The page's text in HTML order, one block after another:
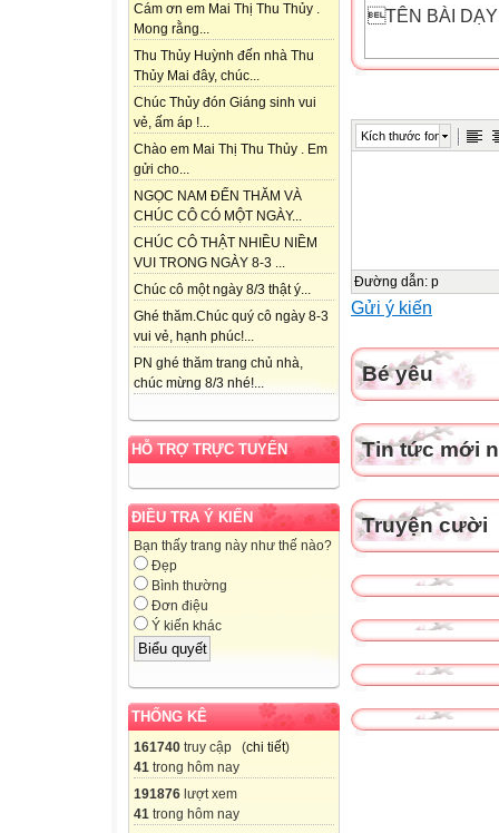
Cám ơn em Mai Thị Thu Thủy .
Mong rằng...
Thu Thủy Huỳnh đến nhà Thu
Thủy Mai đây, chúc...
Chúc Thủy đón Giáng sinh vui
vẻ, ấm áp !...
Chào em Mai Thị Thu Thủy . Em
gửi cho...
NGỌC NAM ĐẾN THĂM VÀ
CHÚC CÔ CÓ MỘT NGÀY...
CHÚC CÔ THẬT NHIỀU NIỀM
VUI TRONG NGÀY 8-3 ...
Chúc cô một ngày 8/3 thật ý...
Ghé thăm.Chúc quý cô ngày 8-3
vui vẻ, hạnh phúc!...
PN ghé thăm trang chủ nhà,
chúc mừng 8/3 nhé!...
HỖ TRỢ TRỰC TUYẾN
ĐIỀU TRA Ý KIẾN
Bạn thấy trang này như thế nào?
Đẹp
Bình thường
Đơn điệu
Ý kiến khác
THỐNG KÊ
161740 truy cập (chi tiết)
41 trong hôm nay
191876 lượt xem
41 trong hôm nay
TÊN BÀI DẠY

21/10
 HV
uôi ươi
Lễ phép với
3
22/10
HV
HV
T
 GV chuyên
ay , -â - ây
ay , -â - ây
Luyện tập
4
23/10
MT
Kích thước font
Đường dẫn: p
Gửi ý kiến
Bé yêu
Tin tức mới
Truyện cười